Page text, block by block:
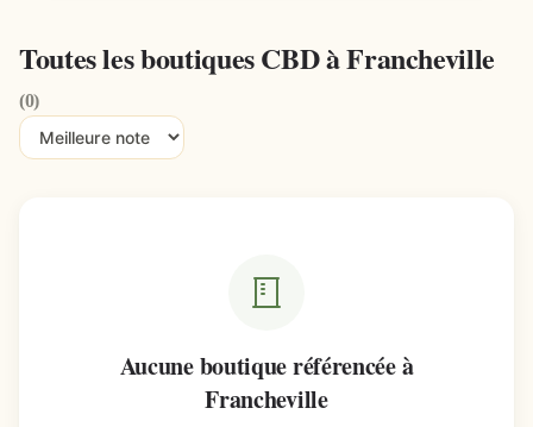
Toutes les boutiques CBD à Francheville
(0)
Aucune boutique référencée à
Francheville